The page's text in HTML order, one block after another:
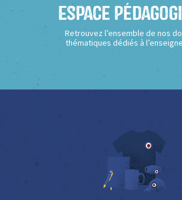
Espace
Retrouvez l’ensemble de nos
thématiques dédiés à